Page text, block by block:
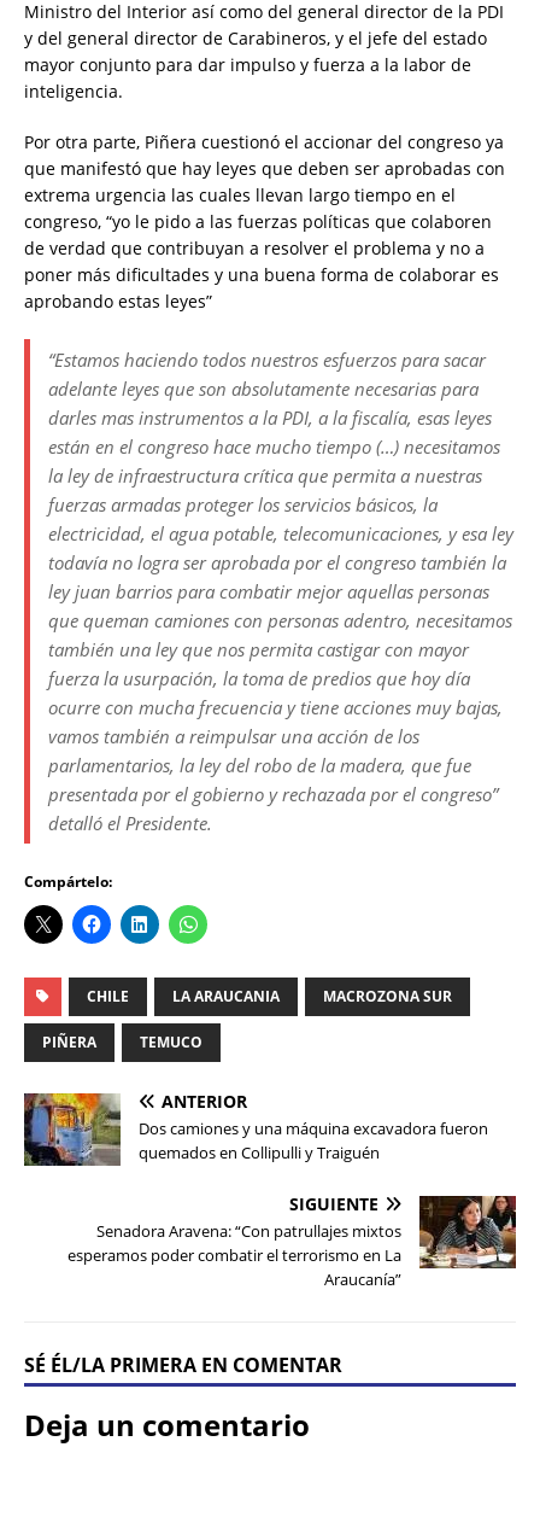
Ministro del Interior así como del general director de la PDI
y del general director de Carabineros, y el jefe del estado
mayor conjunto para dar impulso y fuerza a la labor de
inteligencia.
Por otra parte, Piñera cuestionó el accionar del congreso ya
que manifestó que hay leyes que deben ser aprobadas con
extrema urgencia las cuales llevan largo tiempo en el
congreso, “yo le pido a las fuerzas políticas que colaboren
de verdad que contribuyan a resolver el problema y no a
poner más dificultades y una buena forma de colaborar es
aprobando estas leyes”
“Estamos haciendo todos nuestros esfuerzos para sacar
adelante leyes que son absolutamente necesarias para
darles mas instrumentos a la PDI, a la fiscalía, esas leyes
están en el congreso hace mucho tiempo (…) necesitamos
la ley de infraestructura crítica que permita a nuestras
fuerzas armadas proteger los servicios básicos, la
electricidad, el agua potable, telecomunicaciones, y esa ley
todavía no logra ser aprobada por el congreso también la
ley juan barrios para combatir mejor aquellas personas
que queman camiones con personas adentro, necesitamos
también una ley que nos permita castigar con mayor
fuerza la usurpación, la toma de predios que hoy día
ocurre con mucha frecuencia y tiene acciones muy bajas,
vamos también a reimpulsar una acción de los
parlamentarios, la ley del robo de la madera, que fue
presentada por el gobierno y rechazada por el congreso”
detalló el Presidente.
Compártelo:
CHILE LA ARAUCANIA MACROZONA SUR
PIÑERA TEMUCO
ANTERIOR
Dos camiones y una máquina excavadora fueron
quemados en Collipulli y Traiguén
SIGUIENTE
Senadora Aravena: “Con patrullajes mixtos
esperamos poder combatir el terrorismo en La
Araucanía”
SÉ ÉL/LA PRIMERA EN COMENTAR
Deja un comentario